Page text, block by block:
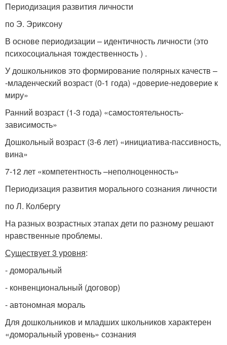
Периодизация развития личности
по Э. Эриксону
В основе периодизации – идентичность личности (это
психосоциальная тождественность ) .
У дошкольников это формирование полярных качеств –
-младенческий возраст (0-1 года) «доверие-недоверие к
миру»
Ранний возраст (1-3 года) «самостоятельность-
зависимость»
Дошкольный возраст (3-6 лет) «инициатива-пассивность,
вина»
7-12 лет «компетентность –неполноценность»
Периодизация развития морального сознания личности
по Л. Колбергу
На разных возрастных этапах дети по разному решают
нравственные проблемы.
Существует 3 уровня:
- доморальный
- конвенциональный (договор)
- автономная мораль
Для дошкольников и младших школьников характерен
«доморальный уровень» сознания